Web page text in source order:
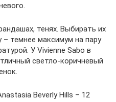
тенях. Выбирать их
темнее максимум на пару
У Vivienne Sabo в
светло-коричневый
Beverly Hills – 12